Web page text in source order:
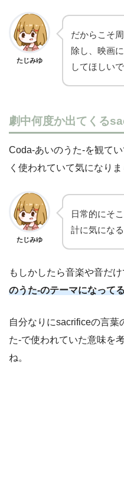
たじみゆ
だからこそ
除し、映画
してほしい
劇中何度か出てくる
Coda-あいのうた-を観て
く使われていて気になりま
たじみゆ
日常的にそ
計に気になる
もしかしたら音楽や音だけ
のうた-のテーマになって
自分なりにsacrificeの言葉
た-で使われていた意味を
ね。